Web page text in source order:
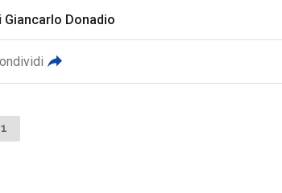
Giancarlo Donadio